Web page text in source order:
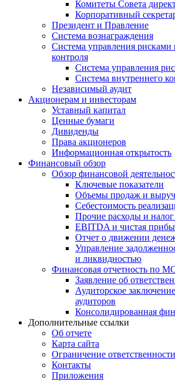
Комитеты Совета
Корпоративный
Президент и Правление
Система вознаграждения
Система управления рисками
контроля
Система управления
Система внутреннего
Независимый аудит
Акционерам и инвесторам
Уставный капитал
Ценные бумаги
Дивиденды
Права акционеров
Информационная открытость
Финансовый обзор
Обзор финансовой
Ключевые показатели
Объемы продаж и
Себестоимость
Прочие расходы и
EBITDA и чистая
Отчет о движении
Управление
и ликвидностью
Финансовая отчетность по
Заявление об
Аудиторское
аудиторов
Консолидированная
Дополнительные ссылки
Об отчете
Карта сайта
Ограничение ответственности
Контакты
Приложения